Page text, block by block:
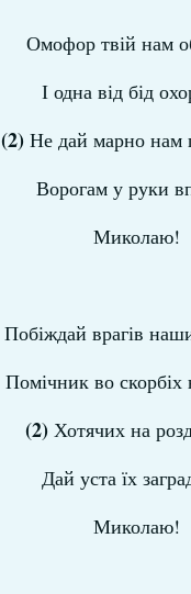
Омофор твій нам
І одна від бід
(2) Не дай марно нам
Ворогам у руки
Миколаю!
Побіждай врагів
Помічник во скорбіх
(2)Хотячих на
Дай уста їх
Миколаю!